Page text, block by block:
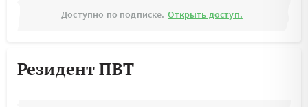
Доступно по подписке. Открыть доступ.
Резидент ПВТ